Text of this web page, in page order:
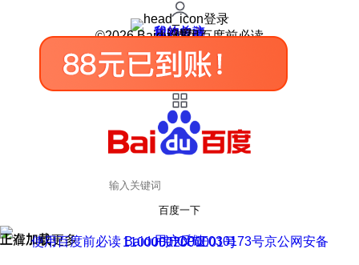
登录
我的关注
我的收藏
皮肤中心
用户反馈
设置
©2026 Baidu 使用百度前必读
百度一下
正在加载
上滑加载更多 用户反馈
使用百度前必读 Baidu 京ICP证030173号
京公网安备11000002000001号